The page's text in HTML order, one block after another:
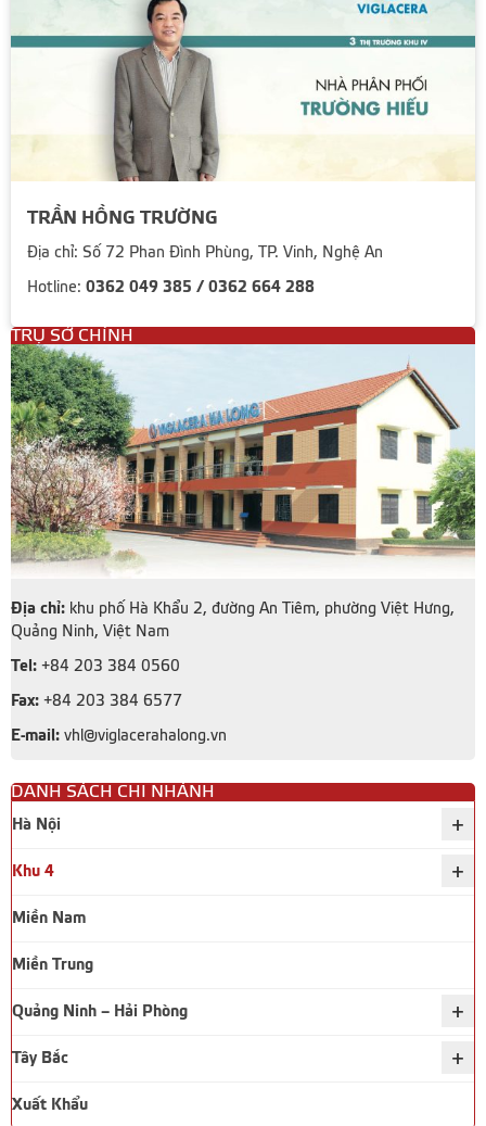
TRỤ SỞ CHÍNH
Địa chỉ: khu phố Hà Khẩu 2, đường An Tiêm, phường Việt Hưng,
Quảng Ninh, Việt Nam
Tel: +84 203 384 0560
Fax: +84 203 384 6577
E-mail: vhl@viglacerahalong.vn
DANH SÁCH CHI NHÁNH
Hà Nội +
Khu 4 +
Miền Nam
Miền Trung
Quảng Ninh – Hải Phòng +
Tây Bắc +
Xuất Khẩu
TRẦN HỒNG TRƯỜNG
Địa chỉ: Số 72 Phan Đình Phùng, TP. Vinh, Nghệ An
Hotline: 0362 049 385 / 0362 664 288